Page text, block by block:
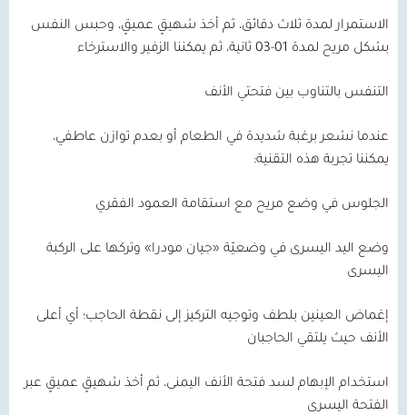
الاستمرار لمدة ثلاث دقائق، ثم أخذ شهيقٍ عميقٍ، وحبس النفس
بشكل مريح لمدة 01-03 ثانية، ثم يمكننا الزفير والاسترخاء
التنفس بالتناوب بين فتحتي الأنف
عندما نشعر برغبة شديدة في الطعام أو بعدم توازن عاطفي،
يمكننا تجربة هذه التقنية:
الجلوس في وضع مريح مع استقامة العمود الفقري
وضع اليد اليسرى في وضعيّة «جيان مودرا» وتركها على الركبة
اليسرى
إغماض العينين بلطف وتوجيه التركيز إلى نقطة الحاجب؛ أي أعلى
الأنف حيث يلتقي الحاجبان
استخدام الإبهام لسد فتحة الأنف اليمنى، ثم أخذ شهيقٍ عميقٍ عبر
الفتحة اليسرى